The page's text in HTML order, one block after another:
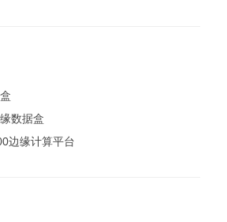
数据盒
边缘计算平台